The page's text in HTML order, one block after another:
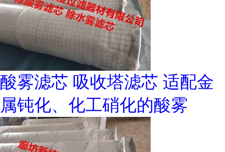
酸雾滤芯 吸收塔滤芯 适配金
属钝化、化工硝化的酸雾